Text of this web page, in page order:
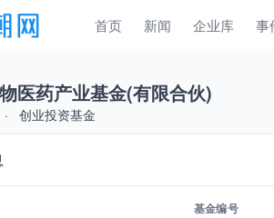
首页 新闻 企业库 事
医药产业基金(有限合伙)
创业投资基金
基金编号